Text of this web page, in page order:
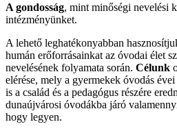
A gondosság, mint minőségi nevelési
intézményünket.
A lehető leghatékonyabban
humán erőforrásainkat az óvodai élet
nevelésének folyamata során. Célunk
elérése, mely a gyermekek óvodás
is a család és a pedagógus részére
dunaújvárosi óvodákba járó
hogy legyen.